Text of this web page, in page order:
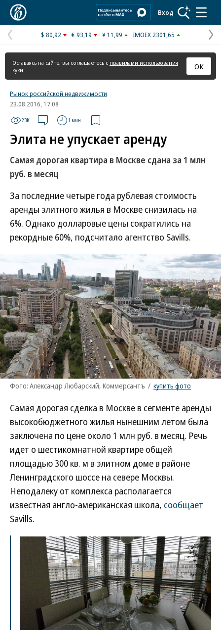
Вход
Предыдущая
страница
$ 80,92 € 93,19 ¥ 11,99 IMOEX 2301,65
Оставаясь на сайте, вы соглашаетесь с правилами использования
куки
ОК
Рынок российской недвижимости
23.08.2016, 17:08
23K 1 мин.
Элита не упускает аренду
Самая дорогая квартира в Москве сдана за 1 млн
руб. в месяц
За последние четыре года рублевая стоимость
аренды элитного жилья в Москве снизилась на
6%. Однако долларовые цены сократились на
рекордные 60%, подсчитало агентство Savills.
Фото: Александр Любарский, Коммерсантъ / купить фото
Самая дорогая сделка в Москве в сегменте аренды
высокобюджетного жилья нынешним летом была
заключена по цене около 1 млн руб. в месяц. Речь
идет о шестикомнатной квартире общей
площадью 300 кв. м в элитном доме в районе
Ленинградского шоссе на севере Москвы.
Неподалеку от комплекса располагается
известная англо-американская школа, сообщает
Savills.